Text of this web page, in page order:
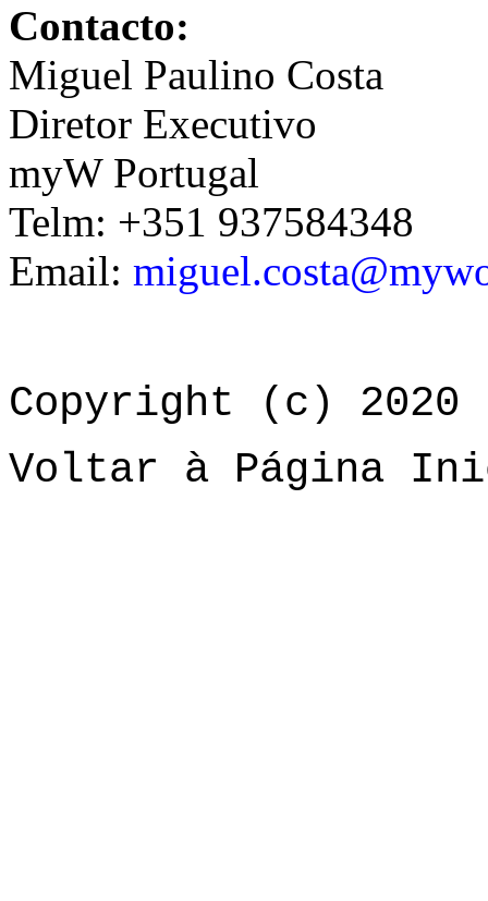
Contacto:
Miguel Paulino Costa
Diretor Executivo
myW Portugal
Telm: +351 937584348
Email:
Copyright (c) 2020
Voltar à Página